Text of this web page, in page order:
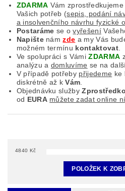
ZDARMA Vám
Vašich potřeb (sepis, podání
a insolvenčního návrhu fyzické
Postaráme se ovyřešení
Napištenámzde a my Vás
možném termínu kontaktovat.
Ve spolupráci s VámiZDARMA
analýzu a domluvíme se na
V případě potřeby přijedeme ke
diskrétně až kVám
Objednávku služby
od EURA můžete zadat online
4840 Kč
POLOŽEK K